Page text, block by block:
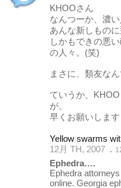
KHOOさん
なんつーか、濃
あんな新しもの
しかもできの悪
の人々。(笑)
まさに、類友なん
ていうか、
が。
早くお願いします
Yellow swarms
12月 TH, 2007
Ephedra….
Ephedra
online. Georgia